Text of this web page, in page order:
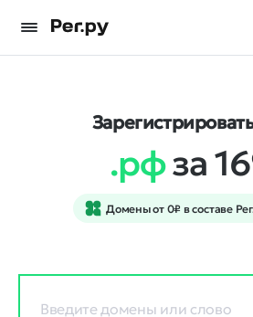
.рфза
Домены от 0₽ в составе